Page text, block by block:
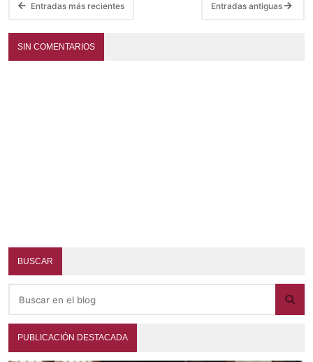
Entradas más recientes Entradas antiguas
SIN COMENTARIOS
BUSCAR
PUBLICACIÓN DESTACADA